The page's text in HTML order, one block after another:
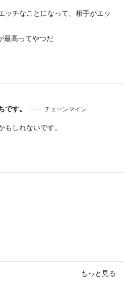
ッチなことになって、相手がエッ
最高ってやつだ
す。
チェーンマイン
しれないです。
もっと見る